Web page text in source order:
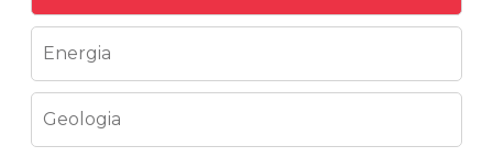
Energia
Geologia